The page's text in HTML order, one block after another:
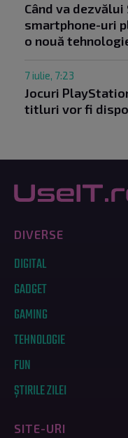
Când va
smartphone-uri
o nouă
7 iulie, 7:23
Jocuri
titluri vor fi
DIVERSE
DIGITAL
GADGET
GAMING
TEHNOLOGIE
FUN
ȘTIRILE ZILEI
SITE-URI